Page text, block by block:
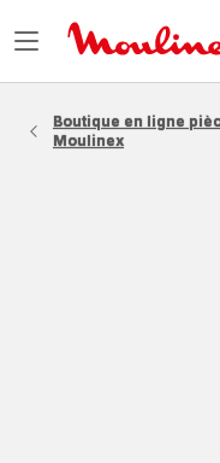
Ouvrir
Boutique en ligne
Moulinex